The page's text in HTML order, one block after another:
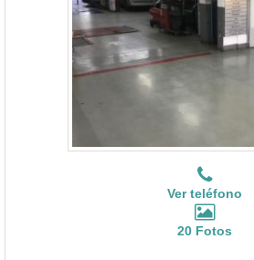
Ver teléfono
20 Fotos